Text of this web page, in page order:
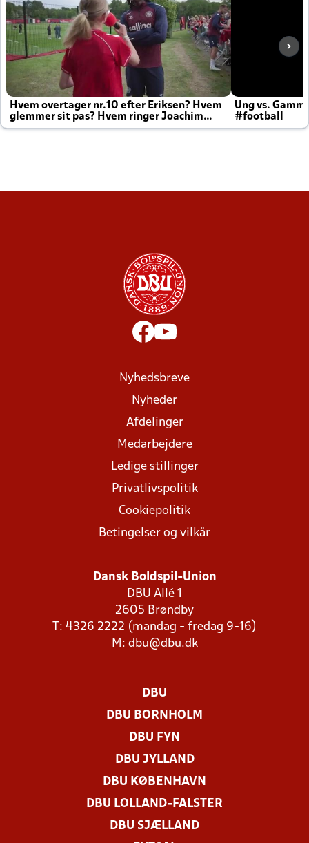
Hvem overtager nr.10 efter Eriksen? Hvem
glemmer sit pas? Hvem ringer Joachim
altid til efter kampe?
Ung vs.
#football
Nyhedsbreve
Nyheder
Afdelinger
Medarbejdere
Ledige stillinger
Privatlivspolitik
Cookiepolitik
Betingelser og vilkår
Dansk Boldspil-Union
DBU Allé 1
2605 Brøndby
T: 4326 2222 (mandag - fredag 9-16)
M: dbu@dbu.dk
DBU
DBU BORNHOLM
DBU FYN
DBU JYLLAND
DBU KØBENHAVN
DBU LOLLAND-FALSTER
DBU SJÆLLAND